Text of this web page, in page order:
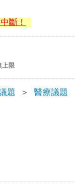
斷！
上限
題 ＞ 醫療議題